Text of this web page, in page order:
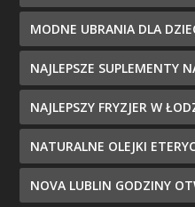
MODNE UBRANIA DLA
NAJLEPSZE SUPLEMENTY
NAJLEPSZY FRYZJER W
NATURALNE OLEJKI
NOVA LUBLIN GODZINY